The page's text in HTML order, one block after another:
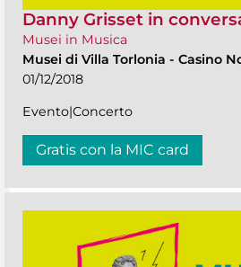
Danny Grisset in
Musei in Musica
Musei di Villa Torlonia - Casino
01/12/2018
Evento|Concerto
Gratis con la MIC card